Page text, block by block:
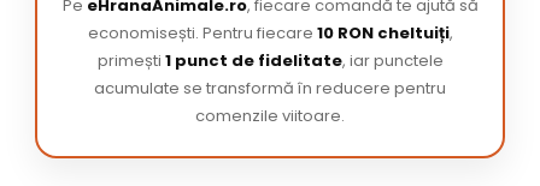
Pe eHranaAnimale.ro, fiecare comandă te ajută să
economisești. Pentru fiecare 10 RON cheltuiți,
primești 1 punct de fidelitate, iar punctele
acumulate se transformă în reducere pentru
comenzile viitoare.